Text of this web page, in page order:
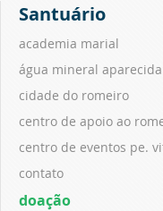
Santuário
academia marial
água mineral aparecida
cidade do romeiro
centro de apoio ao
centro de eventos pe.
contato
doação